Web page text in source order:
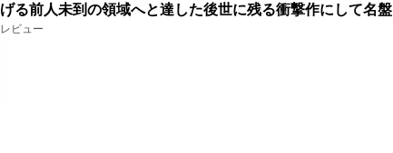
げる前人未到の領域へと達した後世に残る衝撃作にして名盤
レビュー